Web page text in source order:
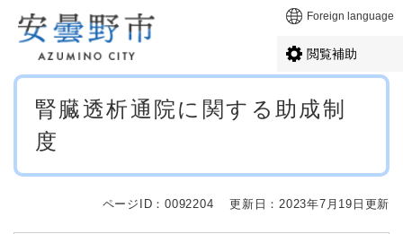
メニューを飛ばして本文へ Foreign language
閲覧補助
本
腎臓透析通院に関する助成制
度
ページID：0092204 更新日：2023年7月19日更新